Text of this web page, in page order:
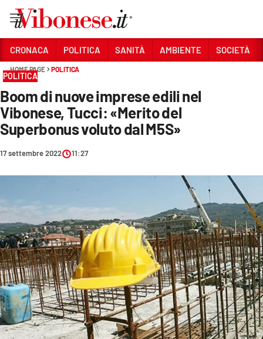
Sezioni
CRONACA
POLITICA
CULTURA
ECONOMIA E LAVORO
EVENTI
SPORT
Streaming
CRONACA POLITICA SANITÀ AMBIENTE SOCIETÀ
HOME PAGE POLITICA
POLITICA
Boom di nuove imprese edili nel
Vibonese, Tucci: «Merito del
Superbonus voluto dal M5S»
17 settembre 2022 11:27